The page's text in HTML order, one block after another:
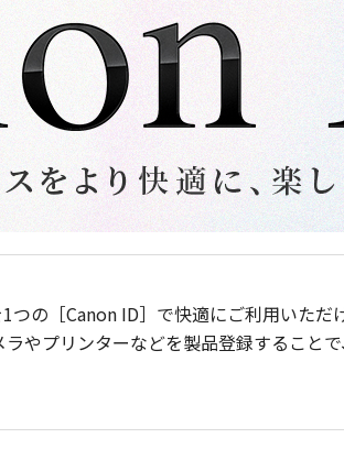
の［Canon ID］で快適にご利用いただ
やプリンターなどを製品登録すること